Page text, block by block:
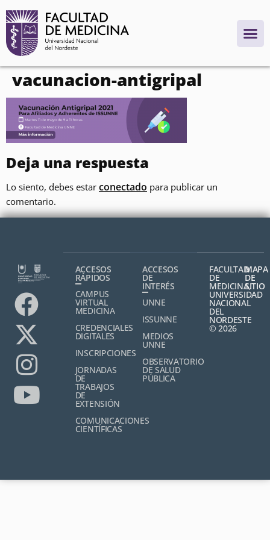
contenido
vacunacion-antigripal
Deja una respuesta
Lo siento, debes estar conectado para publicar un
comentario.
ACCESOS
RÁPIDOS
CAMPUS
VIRTUAL
MEDICINA
CREDENCIALES
DIGITALES
INSCRIPCIONES
JORNADAS
DE
TRABAJOS
DE
EXTENSIÓN
COMUNICACIONES
CIENTÍFICAS
ACCESOS
DE
INTERÉS
UNNE
ISSUNNE
MEDIOS
UNNE
OBSERVATORIO
DE SALUD
PÚBLICA
FACULTAD
DE
MEDICINA,
UNIVERSIDAD
NACIONAL
DEL
NORDESTE
© 2026
MAPA
DE
SITIO